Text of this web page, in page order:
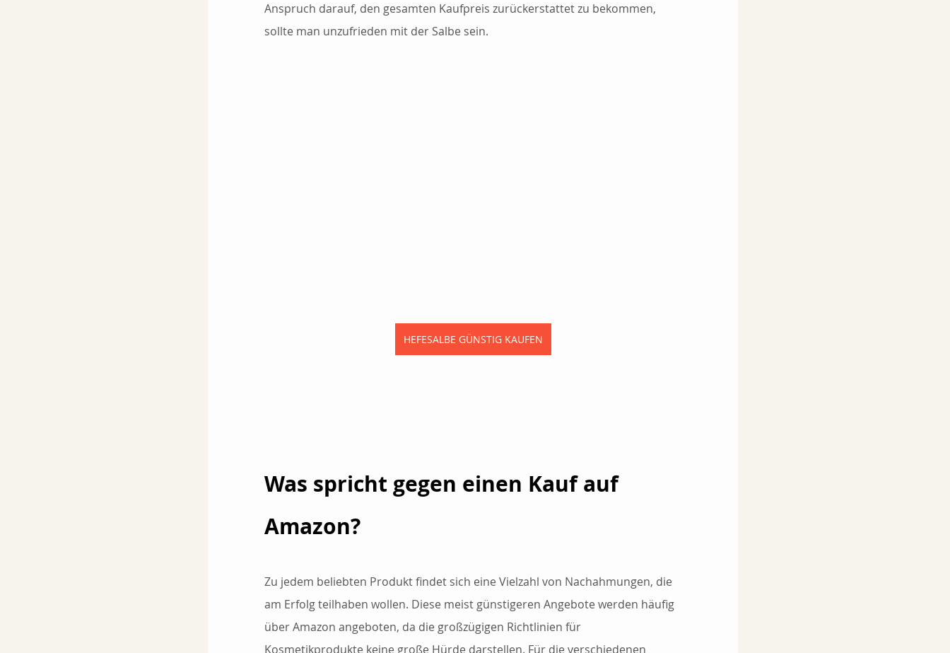
Anspruch darauf, den gesamten Kaufpreis zurückerstattet zu bekommen,
sollte man unzufrieden mit der Salbe sein.
HEFESALBE GÜNSTIG KAUFEN
Was spricht gegen einen Kauf auf
Amazon?
Zu jedem beliebten Produkt findet sich eine Vielzahl von Nachahmungen, die
am Erfolg teilhaben wollen. Diese meist günstigeren Angebote werden häufig
über Amazon angeboten, da die großzügigen Richtlinien für
Kosmetikprodukte keine große Hürde darstellen. Für die verschiedenen